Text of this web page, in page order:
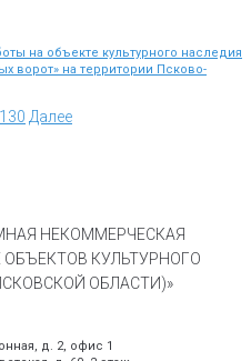
на объекте культурного наследия
ворот» на территории Псково-
130 Далее
НЕКОММЕРЧЕСКАЯ
КУЛЬТУРНОГО
ОБЛАСТИ)»
д. 2, офис 1